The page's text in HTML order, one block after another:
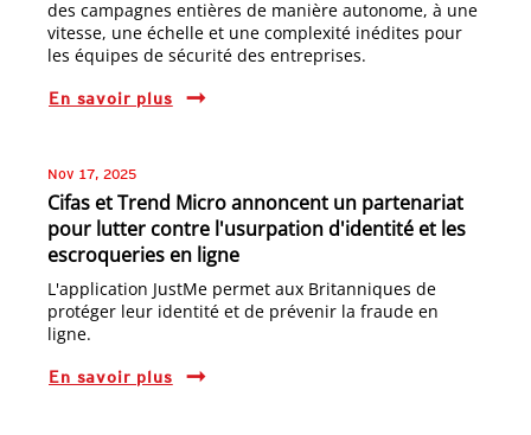
des campagnes entières de manière autonome, à une
vitesse, une échelle et une complexité inédites pour
les équipes de sécurité des entreprises.
En savoir plus
Nov 17, 2025
Cifas et Trend Micro annoncent un partenariat
pour lutter contre l'usurpation d'identité et les
escroqueries en ligne
L'application JustMe permet aux Britanniques de
protéger leur identité et de prévenir la fraude en
ligne.
En savoir plus